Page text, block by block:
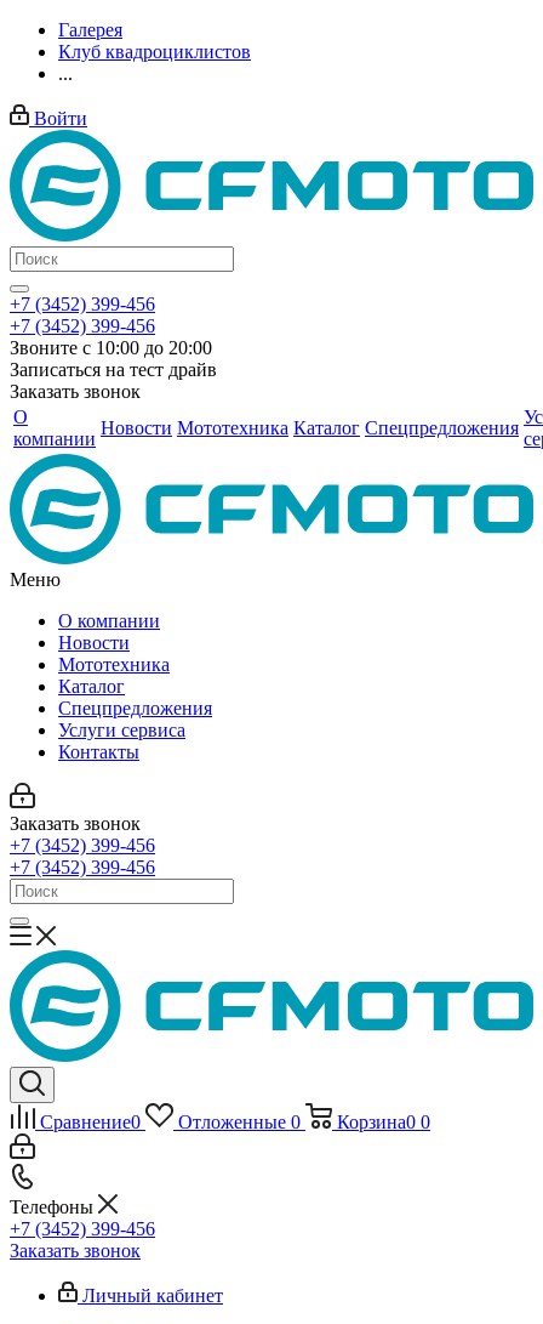
Галерея
Клуб квадроциклистов
...
Войти
+7 (3452) 399-456
+7 (3452) 399-456
Звоните с 10:00 до 20:00
Записаться на тест драйв
Заказать звонок
О
компании
Новости Мототехника Каталог Спецпредложения
Меню
О компании
Новости
Мототехника
Каталог
Спецпредложения
Услуги сервиса
Контакты
Заказать звонок
+7 (3452) 399-456
+7 (3452) 399-456
Сравнение0 Отложенные 0 Корзина0 0
Телефоны
+7 (3452) 399-456
Заказать звонок
Личный кабинет